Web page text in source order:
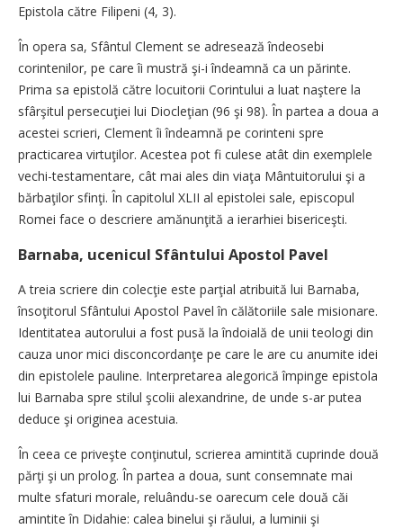
Epistola către Filipeni (4, 3).
În opera sa, Sfântul Clement se adresează îndeosebi
corintenilor, pe care îi mustră şi-i îndeamnă ca un părinte.
Prima sa epistolă către locuitorii Corintului a luat naştere la
sfârşitul persecuţiei lui Diocleţian (96 şi 98). În partea a doua a
acestei scrieri, Clement îi îndeamnă pe corinteni spre
practicarea virtuţilor. Acestea pot fi culese atât din exemplele
vechi-testamentare, cât mai ales din viaţa Mântuitorului şi a
bărbaţilor sfinţi. În capitolul XLII al epistolei sale, episcopul
Romei face o descriere amănunţită a ierarhiei bisericeşti.
Barnaba, ucenicul Sfântului Apostol Pavel
A treia scriere din colecţie este parţial atribuită lui Barnaba,
însoţitorul Sfântului Apostol Pavel în călătoriile sale misionare.
Identitatea autorului a fost pusă la îndoială de unii teologi din
cauza unor mici disconcordanţe pe care le are cu anumite idei
din epistolele pauline. Interpretarea alegorică împinge epistola
lui Barnaba spre stilul şcolii alexandrine, de unde s-ar putea
deduce şi originea acestuia.
În ceea ce priveşte conţinutul, scrierea amintită cuprinde două
părţi şi un prolog. În partea a doua, sunt consemnate mai
multe sfaturi morale, reluându-se oarecum cele două căi
amintite în Didahie: calea binelui şi răului, a luminii şi